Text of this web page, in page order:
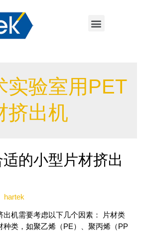
实验室用PET
挤出机
的小型片材挤出
hartek
出机需要考虑以下几个因素： 片材类
种类，如聚乙烯（PE）、聚丙烯（PP